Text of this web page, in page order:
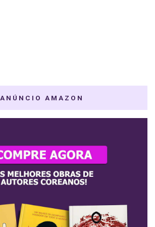
ANÚNCIO AMAZON